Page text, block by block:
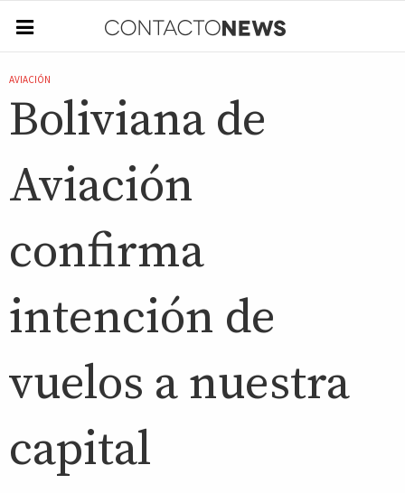
AVIACIÓN
Boliviana de
Aviación
confirma
intención de
vuelos a nuestra
capital